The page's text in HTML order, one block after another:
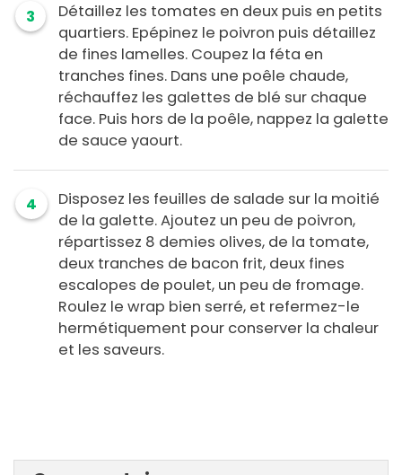
3
Détaillez les tomates en deux puis en petits
quartiers. Epépinez le poivron puis détaillez
de fines lamelles. Coupez la féta en
tranches fines. Dans une poêle chaude,
réchauffez les galettes de blé sur chaque
face. Puis hors de la poêle, nappez la galette
de sauce yaourt.
4
Disposez les feuilles de salade sur la moitié
de la galette. Ajoutez un peu de poivron,
répartissez 8 demies olives, de la tomate,
deux tranches de bacon frit, deux fines
escalopes de poulet, un peu de fromage.
Roulez le wrap bien serré, et refermez-le
hermétiquement pour conserver la chaleur
et les saveurs.